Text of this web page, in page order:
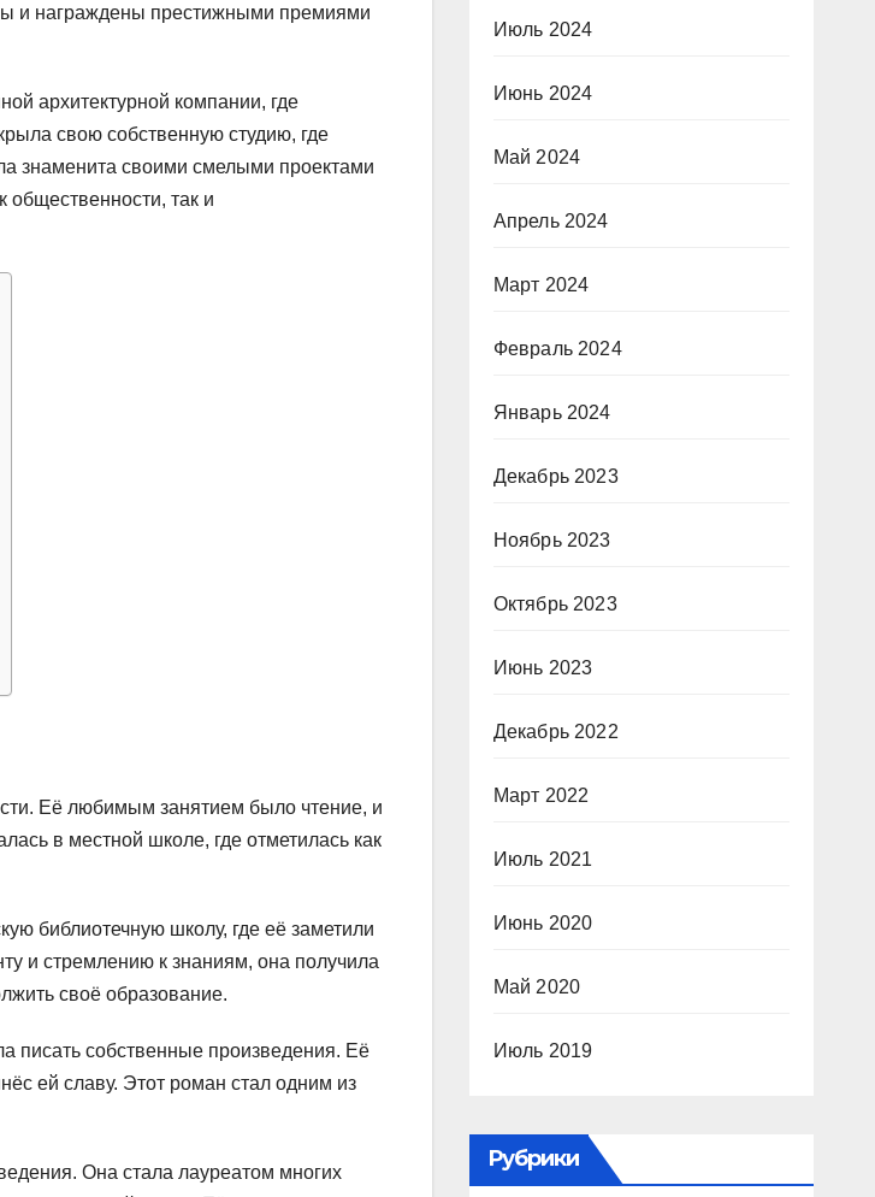
и награждены престижными премиями
архитектурной компании, где
свою собственную студию, где
знаменита своими смелыми проектами
общественности, так и
Её любимым занятием было чтение, и
в местной школе, где отметилась как
библиотечную школу, где её заметили
и стремлению к знаниям, она получила
своё образование.
писать собственные произведения. Её
ей славу. Этот роман стал одним из
Она стала лауреатом многих
Июль 2024
Июнь 2024
Май 2024
Апрель 2024
Март 2024
Февраль 2024
Январь 2024
Декабрь 2023
Ноябрь 2023
Октябрь 2023
Июнь 2023
Декабрь 2022
Март 2022
Июль 2021
Июнь 2020
Май 2020
Июль 2019
Рубрики